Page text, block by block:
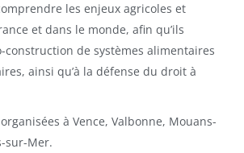
les enjeux agricoles et
et dans le monde, afin qu’ils
construction de systèmes alimentaires
ainsi qu’à la défense du droit à
à Vence, Valbonne, Mouans-
sur-Mer.